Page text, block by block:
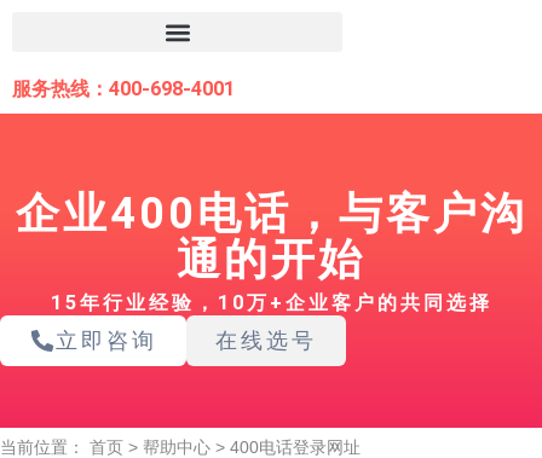
内
容
服务热线：400-698-4001
企业400电话，与客户沟
通的开始
15年行业经验，10万+企业客户的共同选择
立即咨询 在线选号
当前位置： 首页 > 帮助中心 > 400电话登录网址